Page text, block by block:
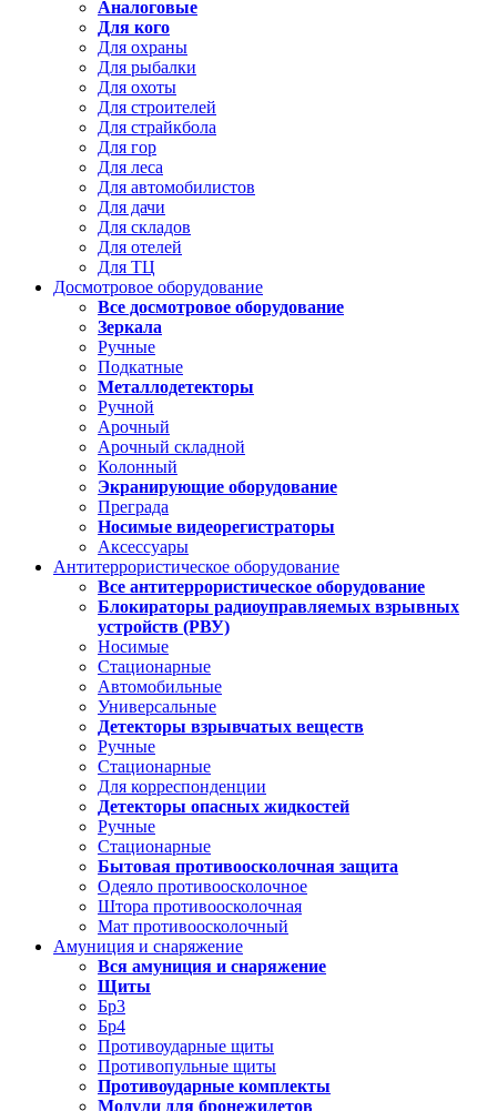
Аналоговые
Для кого
Для охраны
Для рыбалки
Для охоты
Для строителей
Для страйкбола
Для гор
Для леса
Для автомобилистов
Для дачи
Для складов
Для отелей
Для ТЦ
Досмотровое оборудование
Все досмотровое оборудование
Зеркала
Ручные
Подкатные
Металлодетекторы
Ручной
Арочный
Арочный складной
Колонный
Экранирующие оборудование
Преграда
Носимые видеорегистраторы
Аксессуары
Антитеррористическое оборудование
Все антитеррористическое оборудование
Блокираторы радиоуправляемых взрывных
устройств (РВУ)
Носимые
Стационарные
Автомобильные
Универсальные
Детекторы взрывчатых веществ
Ручные
Стационарные
Для корреспонденции
Детекторы опасных жидкостей
Ручные
Стационарные
Бытовая противоосколочная защита
Одеяло противоосколочное
Штора противоосколочная
Мат противоосколочный
Амуниция и снаряжение
Вся амуниция и снаряжение
Щиты
Бр3
Бр4
Противоударные щиты
Противопульные щиты
Противоударные комплекты
Модули для бронежилетов